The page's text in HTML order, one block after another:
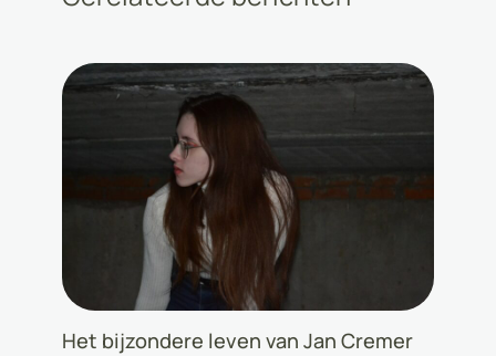
Het bijzondere leven van Jan Cremer